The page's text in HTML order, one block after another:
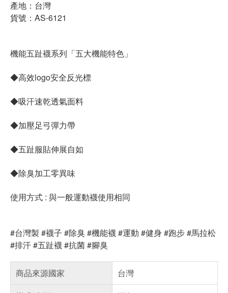
產地：台灣
貨號：AS-6121
機能五趾襪系列「五大機能特色」
◆高效logo安全反光標
◆吸汗速乾透氣面料
◆加壓足弓彈力帶
◆五趾服貼伸展自如
◆除臭加工零異味
使用方式 : 與一般運動襪使用相同
#台灣製 #襪子 #除臭 #機能襪 #運動 #健身 #跑步 #馬拉松
#排汗 #五趾襪 #抗菌 #腳臭
商品來源國家
台灣